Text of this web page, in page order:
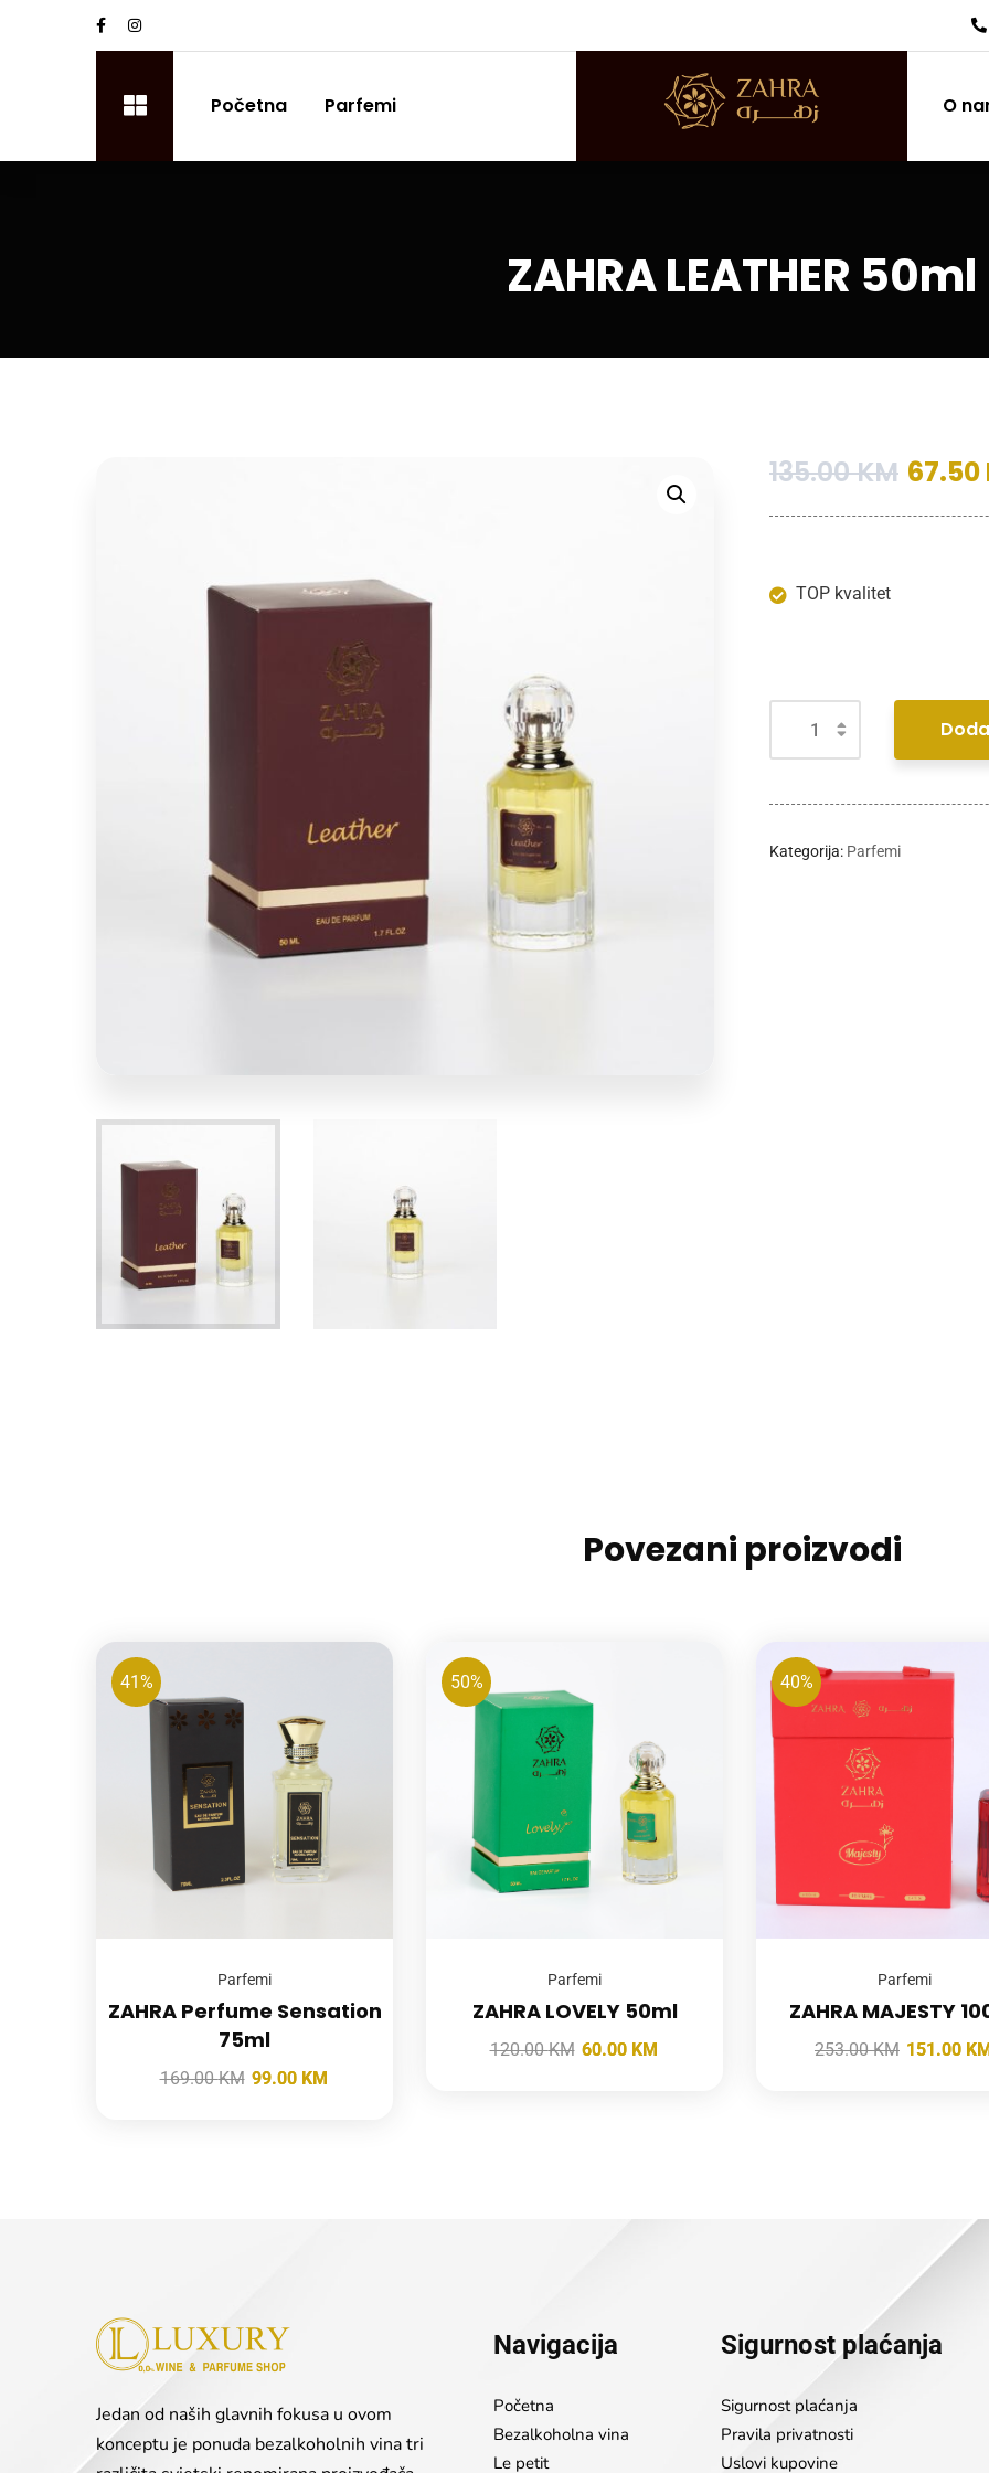
Početna Parfemi O
ZAHRA LEATHER 50ml
135.00KM 67.50
TOP kvalitet
Kategorija: Parfemi
Povezani proizvodi
41%
Parfemi
ZAHRA Perfume Sensation
75ml
169.00KM 99.00 KM
50%
Parfemi
ZAHRA LOVELY 50ml
120.00KM 60.00 KM
40%
Parfemi
ZAHRA MAJESTY
253.00KM 151.00
Jedan od naših glavnih fokusa u ovom
konceptu je ponuda bezalkoholnih vina tri
Navigacija
Početna
Bezalkoholna vina
Le petit
Sigurnost plaćanja
Sigurnost plaćanja
Pravila privatnosti
Uslovi kupovine